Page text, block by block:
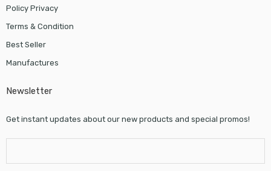
Policy Privacy
Terms & Condition
Best Seller
Manufactures
Newsletter
Get instant updates about our new products and special promos!